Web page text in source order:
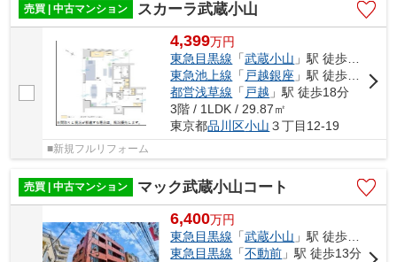
売買 | 中古マンション スカーラ武蔵小山
4,399万円
東急目黒線 「武蔵小山 」駅 徒歩4分
東急池上線 「 戸越銀座 」駅 徒歩11分
都営浅草線 「 戸越 」駅 徒歩18分
3階 / 1LDK / 29.87㎡
東京都品川区小山 ３丁目12-19
■新規フルリフォーム
売買 | 中古マンション マック武蔵小山コート
6,400万円
東急目黒線 「武蔵小山 」駅 徒歩4分
東急目黒線 「不動前 」駅 徒歩13分